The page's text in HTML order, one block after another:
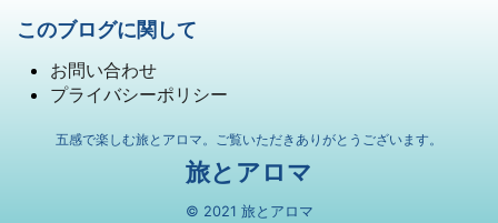
このブログに関して
お問い合わせ
プライバシーポリシー
五感で楽しむ旅とアロマ。ご覧いただきありがとうございます。
旅とアロマ
© 2021 旅とアロマ